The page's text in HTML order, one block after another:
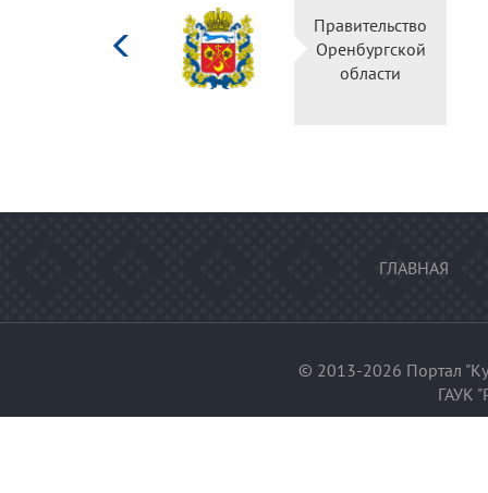
Министерство
культуры
Российской
федерации
ГЛАВНАЯ
© 2013-2026 Портал
ГАУК